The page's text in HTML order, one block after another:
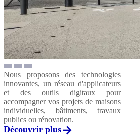
Nous proposons des technologies
innovantes, un réseau d'applicateurs
et des outils digitaux pour
accompagner vos projets de maisons
individuelles, bâtiments, travaux
publics ou rénovation.
Découvrir plus